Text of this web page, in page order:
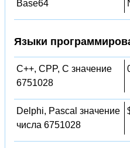
Base64
Языки
C++, CPP, C значение
6751028
Delphi, Pascal значение
числа 6751028